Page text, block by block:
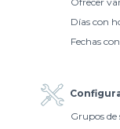
Días con
Fechas
Grupos de